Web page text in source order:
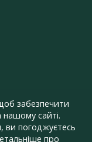
забезпечити
сайті.
ви погоджуєтесь
про